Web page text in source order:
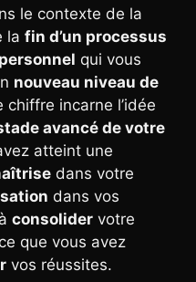
le contexte de la
la fin d’un processus
qui vous
nouveau niveau de
chiffre incarne l’idée
avancé de votre
atteint une
dans votre
dans vos
consolider votre
ce que vous avez
vos réussites.